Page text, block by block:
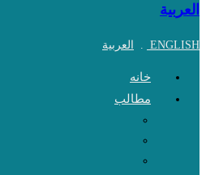
العربية
ENGLISH
. العربية
خانه
مطالب